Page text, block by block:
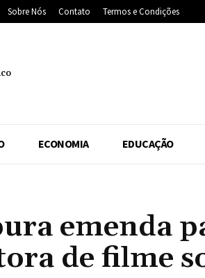
Sobre Nós Contato Termos e Condições
ECONOMIA EDUCAÇÃO
emenda
de filme